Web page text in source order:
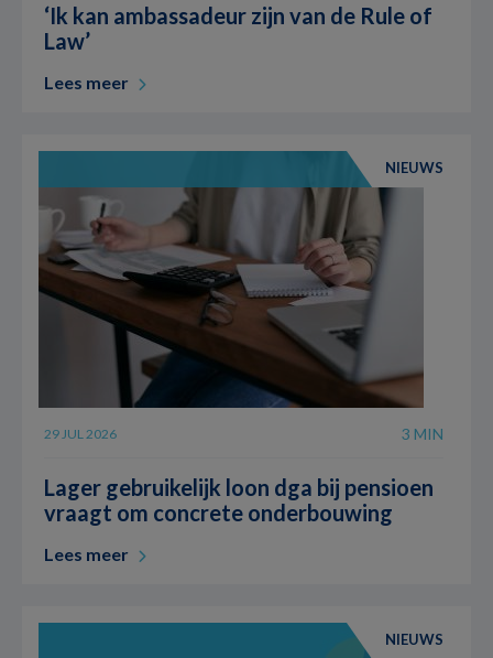
‘Ik kan ambassadeur zijn van de Rule of
Law’
Lees meer
NIEUWS
29 JUL 2026 3 MIN
Lager gebruikelijk loon dga bij pensioen
vraagt om concrete onderbouwing
Lees meer
NIEUWS